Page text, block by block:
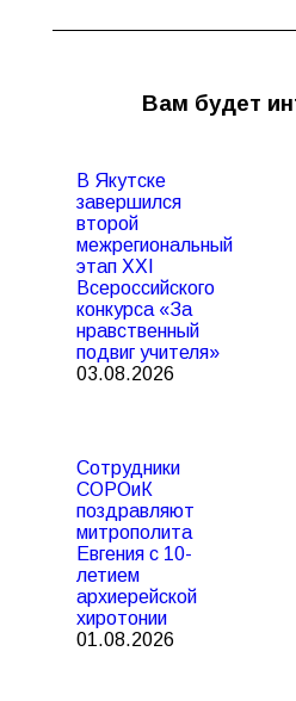
Вам будет
В Якутске
завершился
второй
межрегиональный
этап XXI
Всероссийского
конкурса «За
нравственный
подвиг учителя»
03.08.2026
Сотрудники
СОРОиК
поздравляют
митрополита
Евгения с 10-
летием
архиерейской
хиротонии
01.08.2026